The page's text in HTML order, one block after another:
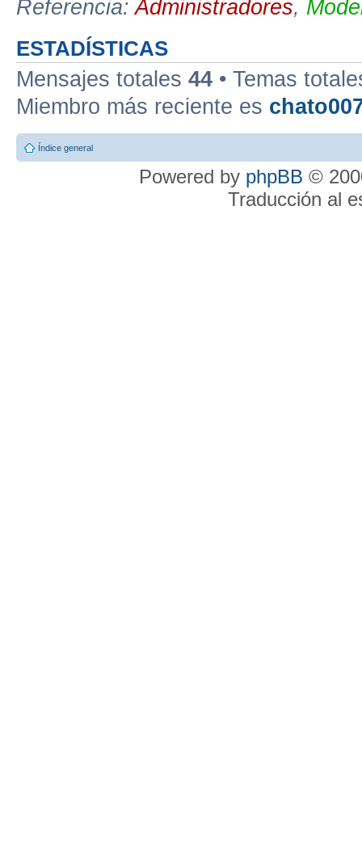
Referencia:Administradores,
ESTADÍSTICAS
Mensajes totales 44 • Temas
Miembro más reciente es
Índice general
Powered by phpBB ©
Traducción al